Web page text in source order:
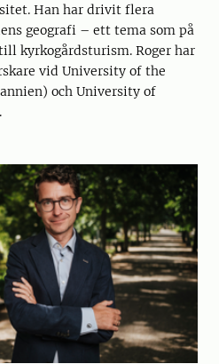
Han har drivit flera
geografi – ett tema som på
kyrkogårdsturism. Roger har
vid University of the
och University of